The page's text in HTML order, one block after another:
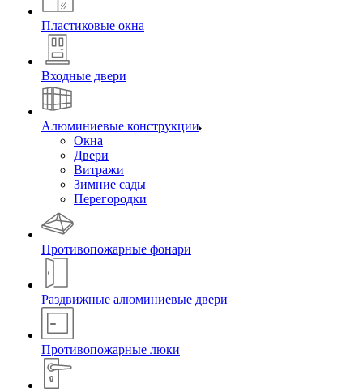
Пластиковые окна
Входные двери
Алюминиевые конструкции
Окна
Двери
Витражи
Зимние сады
Перегородки
Противопожарные фонари
Раздвижные алюминиевые двери
Противопожарные люки